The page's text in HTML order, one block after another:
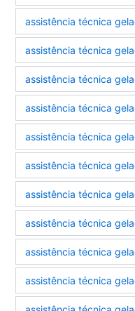
assistência técnica
assistência técnica
assistência técnica
assistência técnica
assistência técnica
assistência técnica
assistência técnica
assistência técnica
assistência técnica
assistência técnica